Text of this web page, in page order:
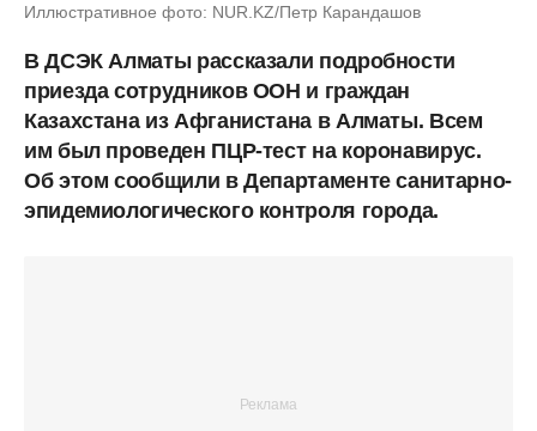
Иллюстративное фото: NUR.KZ/Петр Карандашов
В ДСЭК Алматы рассказали подробности
приезда сотрудников ООН и граждан
Казахстана из Афганистана в Алматы. Всем
им был проведен ПЦР-тест на коронавирус.
Об этом сообщили в Департаменте санитарно-
эпидемиологического контроля города.